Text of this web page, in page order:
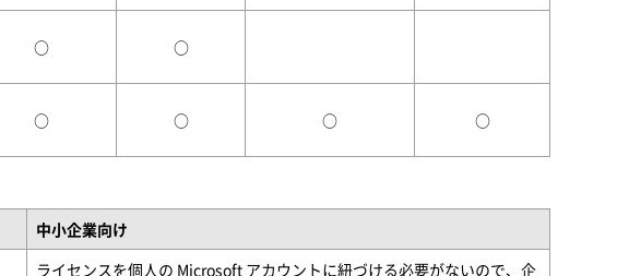
○ ○
○ ○ ○ ○
中小企業向け
ライセンスを個人の Microsoft アカウントに紐づける必要がないので、企